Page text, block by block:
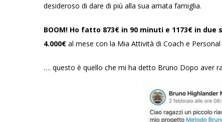
desideroso di dare di più alla sua amata famiglia.
BOOM! Ho fatto 873€ in 90 minuti e 1173€ in
4.000€ al mese con la Mia Attività di Coach e
…. questo è quello che mi ha detto Bruno Dopo aver